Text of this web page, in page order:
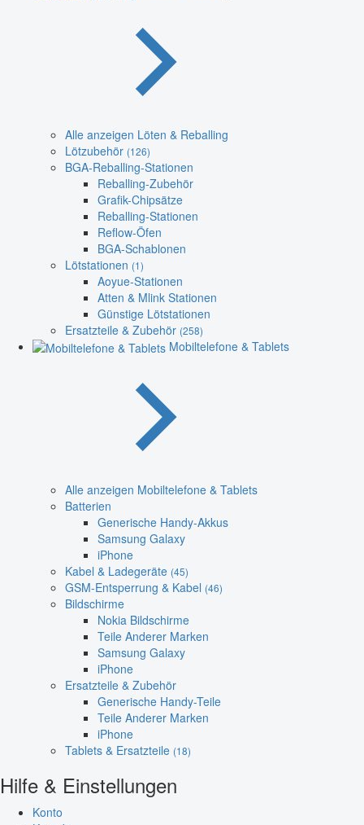
Alle anzeigen Löten & Reballing
Lötzubehör (126)
BGA-Reballing-Stationen
Reballing-Zubehör
Grafik-Chipsätze
Reballing-Stationen
Reflow-Öfen
BGA-Schablonen
Lötstationen (1)
Aoyue-Stationen
Atten & Mlink Stationen
Günstige Lötstationen
Ersatzteile & Zubehör (258)
Mobiltelefone & Tablets
Alle anzeigen Mobiltelefone & Tablets
Batterien
Generische Handy-Akkus
Samsung Galaxy
iPhone
Kabel & Ladegeräte (45)
GSM-Entsperrung & Kabel (46)
Bildschirme
Nokia Bildschirme
Teile Anderer Marken
Samsung Galaxy
iPhone
Ersatzteile & Zubehör
Generische Handy-Teile
Teile Anderer Marken
iPhone
Tablets & Ersatzteile (18)
Hilfe & Einstellungen
Konto